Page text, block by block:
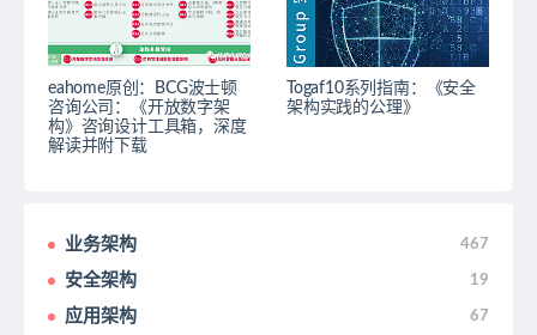
eahome原创：BCG波士顿
咨询公司：《开放数字架
构》咨询设计工具箱，深度
解读并附下载
Togaf10系列指南：《安全
架构实践的公理》
业务架构 467
安全架构 19
应用架构 67